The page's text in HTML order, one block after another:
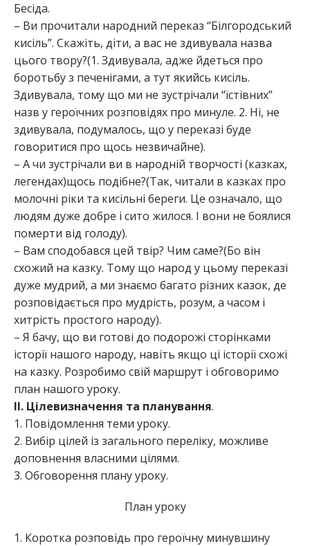
Бесіда.
– Ви прочитали народний переказ “Білгородський
кисіль”. Скажіть, діти, а вас не здивувала назва
цього твору?(1. Здивувала, адже йдеться про
боротьбу з печенігами, а тут якийсь кисіль.
Здивувала, тому що ми не зустрічали “їстівних”
назв у героїчних розповідях про минуле. 2. Ні, не
здивувала, подумалось, що у переказі буде
говоритися про щось незвичайне).
– А чи зустрічали ви в народній творчості (казках,
легендах)щось подібне?(Так, читали в казках про
молочні ріки та кисільні береги. Це означало, що
людям дуже добре і сито жилося. І вони не боялися
померти від голоду).
– Вам сподобався цей твір? Чим саме?(Бо він
схожий на казку. Тому що народ у цьому переказі
дуже мудрий, а ми знаємо багато різних казок, де
розповідається про мудрість, розум, а часом і
хитрість простого народу).
– Я бачу, що ви готові до подорожі сторінками
історії нашого народу, навіть якщо ці історії схожі
на казку. Розробимо свій маршрут і обговоримо
план нашого уроку.
ІІ. Цілевизначення та планування.
1. Повідомлення теми уроку.
2. Вибір цілей із загального переліку, можливе
доповнення власними цілями.
3. Обговорення плану уроку.
План уроку
1. Коротка розповідь про героїчну минувшину